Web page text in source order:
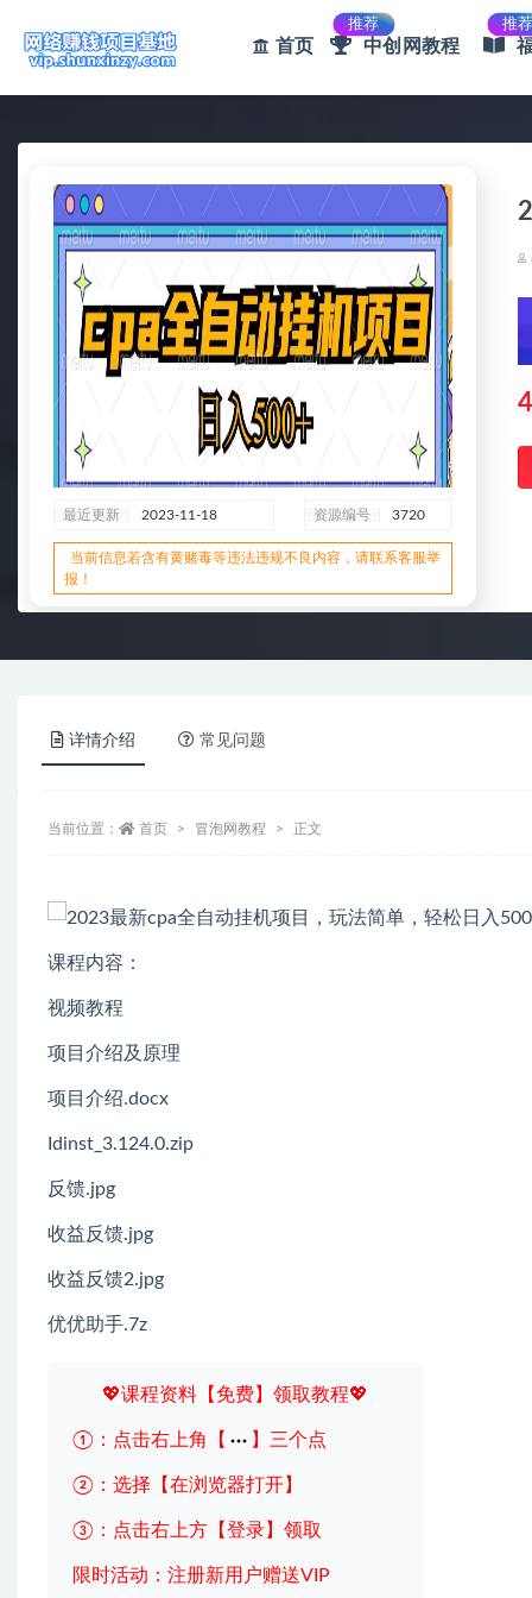
首页
推荐
中创网教程
推荐
最近更新 2023-11-18 资源编号 3720
当前信息若含有黄赌毒等违法违规不良内容，请联系客服举
报！
详情介绍 常见问题
当前位置： 首页 冒泡网教程 正文
课程内容：
视频教程
项目介绍及原理
项目介绍.docx
Idinst_3.124.0.zip
反馈.jpg
收益反馈.jpg
收益反馈2.jpg
优优助手.7z
💖课程资料【免费】领取教程💖
①：点击右上角【 】三个点
②：选择【在浏览器打开】
③：点击右上方【登录】领取
限时活动：注册新用户赠送VIP